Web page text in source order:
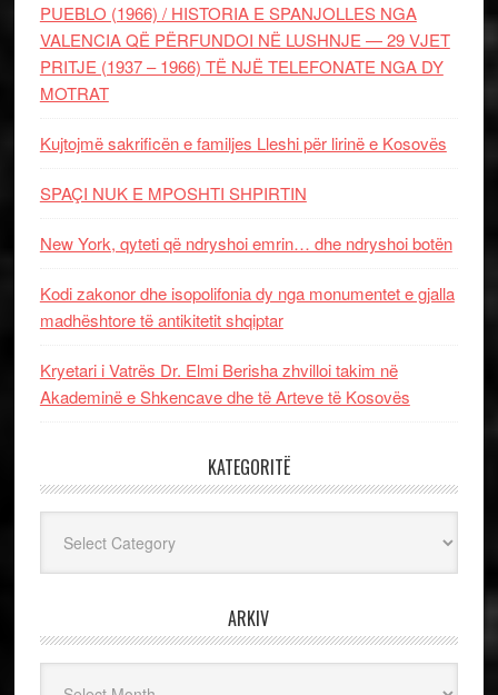
PUEBLO (1966) / HISTORIA E SPANJOLLES NGA
VALENCIA QË PËRFUNDOI NË LUSHNJE — 29 VJET
PRITJE (1937 – 1966) TË NJË TELEFONATE NGA DY
MOTRAT
Kujtojmë sakrificën e familjes Lleshi për lirinë e Kosovës
SPAÇI NUK E MPOSHTI SHPIRTIN
New York, qyteti që ndryshoi emrin… dhe ndryshoi botën
Kodi zakonor dhe isopolifonia dy nga monumentet e gjalla
madhështore të antikitetit shqiptar
Kryetari i Vatrës Dr. Elmi Berisha zhvilloi takim në
Akademinë e Shkencave dhe të Arteve të Kosovës
KATEGORITË
ARKIV